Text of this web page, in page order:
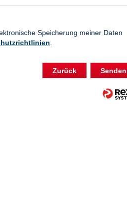
Speicherung meiner Daten
Zurück Senden